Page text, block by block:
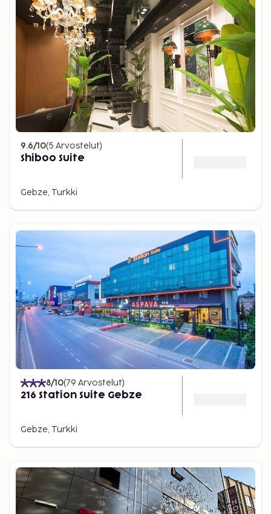
9.6/10(5 Arvostelut)
Shiboo Suite
Gebze, Turkki
8/10(79 Arvostelut)
216 Station Suite Gebze
Gebze, Turkki